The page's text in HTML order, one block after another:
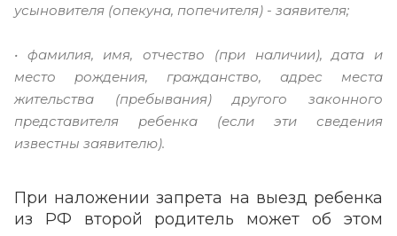
усыновителя (опекуна, попечителя) - заявителя;
• фамилия, имя, отчество (при наличии), дата и
место рождения, гражданство, адрес места
жительства (пребывания) другого законного
представителя ребенка (если эти сведения
известны заявителю).
При наложении запрета на выезд ребенка
из РФ второй родитель может об этом